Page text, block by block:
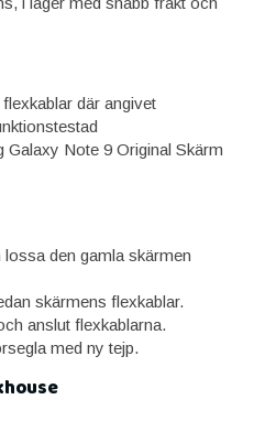
där angivet
Note 9 Original Skärm
den gamla skärmen
skärmens flexkablar.
anslut flexkablarna.
med ny tejp.